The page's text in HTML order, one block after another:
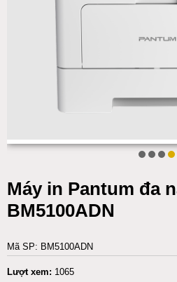
Máy in Pantum đa
BM5100ADN
Mã SP: BM5100ADN
Lượt xem: 1065